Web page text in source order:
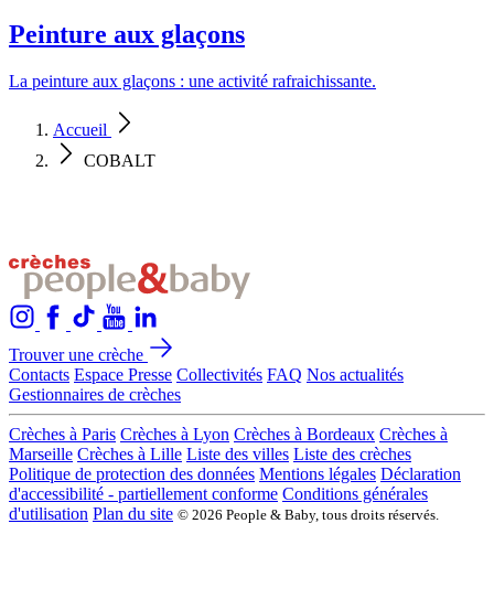
Peinture aux glaçons
La peinture aux glaçons : une activité rafraichissante.
Accueil
COBALT
Trouver une crèche
Contacts Espace Presse Collectivités FAQ Nos actualités
Gestionnaires de crèches
Crèches à Paris Crèches à Lyon Crèches à Bordeaux Crèches à
Marseille Crèches à Lille Liste des villes Liste des crèches
Politique de protection des données Mentions légales Déclaration
d'accessibilité - partiellement conforme Conditions générales
d'utilisation Plan du site © 2026 People & Baby, tous droits réservés.